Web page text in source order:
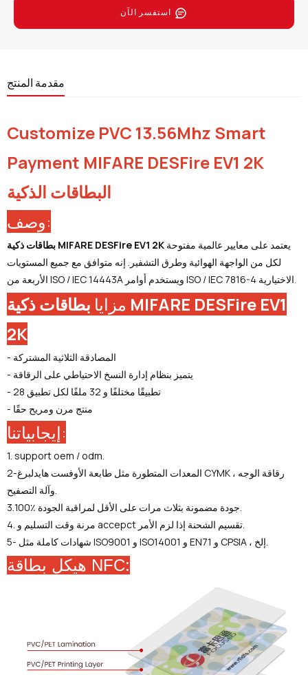
مقدمة المنتج
Customize PVC 13.56Mhz Smart
Payment MIFARE DESFire EV1 2K
البطاقات الذكية
وصف:
بطاقات ذكية MIFARE DESFire EV1 2K
لكل من الواجهة الهوائية وطرق التشفير. إنه متوافق مع جميع المستويات
الأربعة من ISO / IEC 14443A ويستخدم أوامر ISO / IEC 7816-4 الاختيارية.
مزايا بطاقات ذكية MIFARE DESFire EV1
2K
- المصادقة الثلاثية المشتركة
- يتميز بنظام إدارة النسخ الاحتياطي على الرقاقة
- 28 تطبيقًا مختلفًا و 32 ملفًا لكل تطبيق
- منتج مرن ومريح حقًا
إيجابياتنا:
1. support oem / odm.
2-المعدات المتطورة مثل طابعة الأوفست هايدلبرغ CYMK ، رقاقة الوجه
وآلة التصفيح.
3.100٪ جودة مضمونة بثلاث مرات على الأقل لمراقبة الجودة.
4. مرنة وقت التسليم و accepct تقسيم الشحنة إذا لزم الأمر.
5- شهادات كاملة مثل ISO9001 و ISO14001 و EN71 و CPSIA ، إلخ.
هيكل بطاقة NFC: